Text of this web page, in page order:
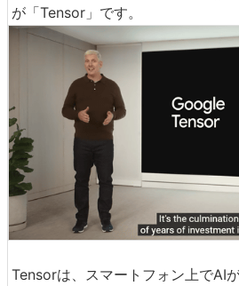
が「Tensor」です。
Tensorは、スマートフォン上でAI